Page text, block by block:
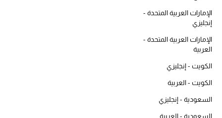
عرض جميع المنتجات
الإمارات العربية المتحدة -
إنجليزي
الإمارات العربية المتحدة -
العربية
الكويت - إنجليزي
الكويت - العربية
السعودية - إنجليزي
السعودية - العربية